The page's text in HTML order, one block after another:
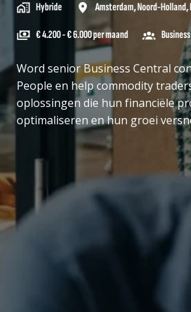
Hybride Amsterdam,Noord-Holland,
€ 4.200 - € 6.000 per maand
Word senior Business Central
People en help commodity
oplossingen die hun financiële
optimaliseren en hun groei